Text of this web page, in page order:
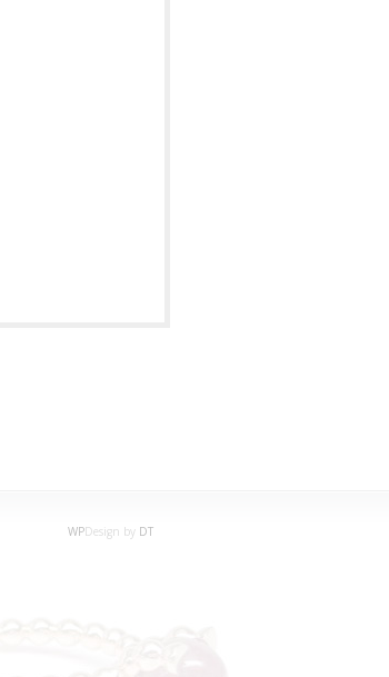
WPDesign by DT